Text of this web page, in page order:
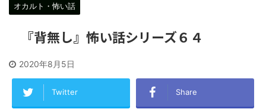
オカルト・怖い話
『背無し』怖い話シリーズ６４
2020年8月5日
Twitter Share